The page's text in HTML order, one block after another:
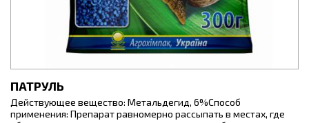
ПАТРУЛЬ
Действующее вещество: Метальдегид, 6%Способ
применения: Препарат равномерно рассыпать в местах, где